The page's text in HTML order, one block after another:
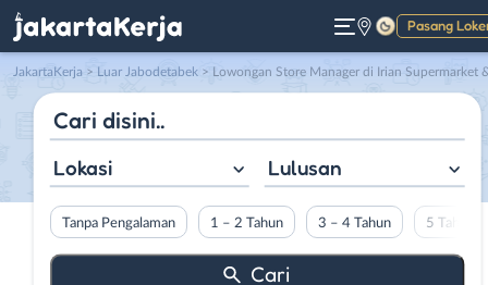
Pasang
Gelap
JakartaKerja > Luar Jabodetabek > Lowongan Store Manager di Irian Supermarket & Dept.
Lokasi Lulusan
Tanpa Pengalaman 1 – 2 Tahun 3 – 4 Tahun 5 Tahun